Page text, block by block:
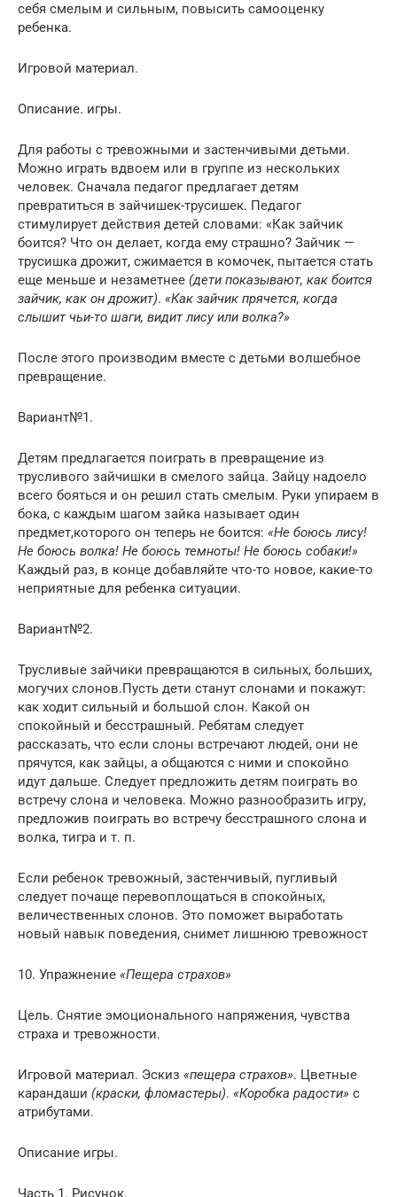
себя смелым и сильным, повысить самооценку
ребенка.
Игровой материал.
Описание. игры.
Для работы с тревожными и застенчивыми детьми.
Можно играть вдвоем или в группе из нескольких
человек. Сначала педагог предлагает детям
превратиться в зайчишек-трусишек. Педагог
стимулирует действия детей словами: «Как зайчик
боится? Что он делает, когда ему страшно? Зайчик —
трусишка дрожит, сжимается в комочек, пытается стать
еще меньше и незаметнее (дети показывают, как боится
зайчик, как он дрожит). «Как зайчик прячется, когда
слышит чьи-то шаги, видит лису или волка?»
После этого производим вместе с детьми волшебное
превращение.
Вариант№1.
Детям предлагается поиграть в превращение из
трусливого зайчишки в смелого зайца. Зайцу надоело
всего бояться и он решил стать смелым. Руки упираем в
бока, с каждым шагом зайка называет один
предмет,которого он теперь не боится: «Не боюсь лису!
Не боюсь волка! Не боюсь темноты! Не боюсь собаки!»
Каждый раз, в конце добавляйте что-то новое, какие-то
неприятные для ребенка ситуации.
Вариант№2.
Трусливые зайчики превращаются в сильных, больших,
могучих слонов.Пусть дети станут слонами и покажут:
как ходит сильный и большой слон. Какой он
спокойный и бесстрашный. Ребятам следует
рассказать, что если слоны встречают людей, они не
прячутся, как зайцы, а общаются с ними и спокойно
идут дальше. Следует предложить детям поиграть во
встречу слона и человека. Можно разнообразить игру,
предложив поиграть во встречу бесстрашного слона и
волка, тигра и т. п.
Если ребенок тревожный, застенчивый, пугливый
следует почаще перевоплощаться в спокойных,
величественных слонов. Это поможет выработать
новый навык поведения, снимет лишнюю тревожност
10. Упражнение «Пещера страхов»
Цель. Снятие эмоционального напряжения, чувства
страха и тревожности.
Игровой материал. Эскиз «пещера страхов». Цветные
карандаши (краски, фломастеры). «Коробка радости» с
атрибутами.
Описание игры.
Часть 1. Рисунок.